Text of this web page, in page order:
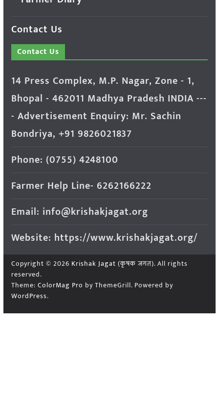
Contact Us
Contact Us
14 Press Complex, M.P. Nagar, Zone - 1,
Bhopal - 462011 Madhya Pradesh INDIA ---
- Advertisement Enquiry: Mr. Sachin
Bondriya, +91 9826021837
Phone: (0755) 4248100
Farmer Help Line- 6262166222
Email: info@krishakjagat.org
Website: https://www.krishakjagat.org/
Copyright © 2026 Krishak Jagat (कृषक जगत). All rights
reserved.
Theme: ColorMag Pro by ThemeGrill. Powered by
WordPress.